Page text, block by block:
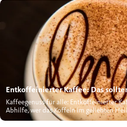
Entkoffeinierter Kaffee: Das
Kaffeegenuss für alle: Entkoffeinierter
Abhilfe, wer das Koffein im geliebten
nicht verträgt....